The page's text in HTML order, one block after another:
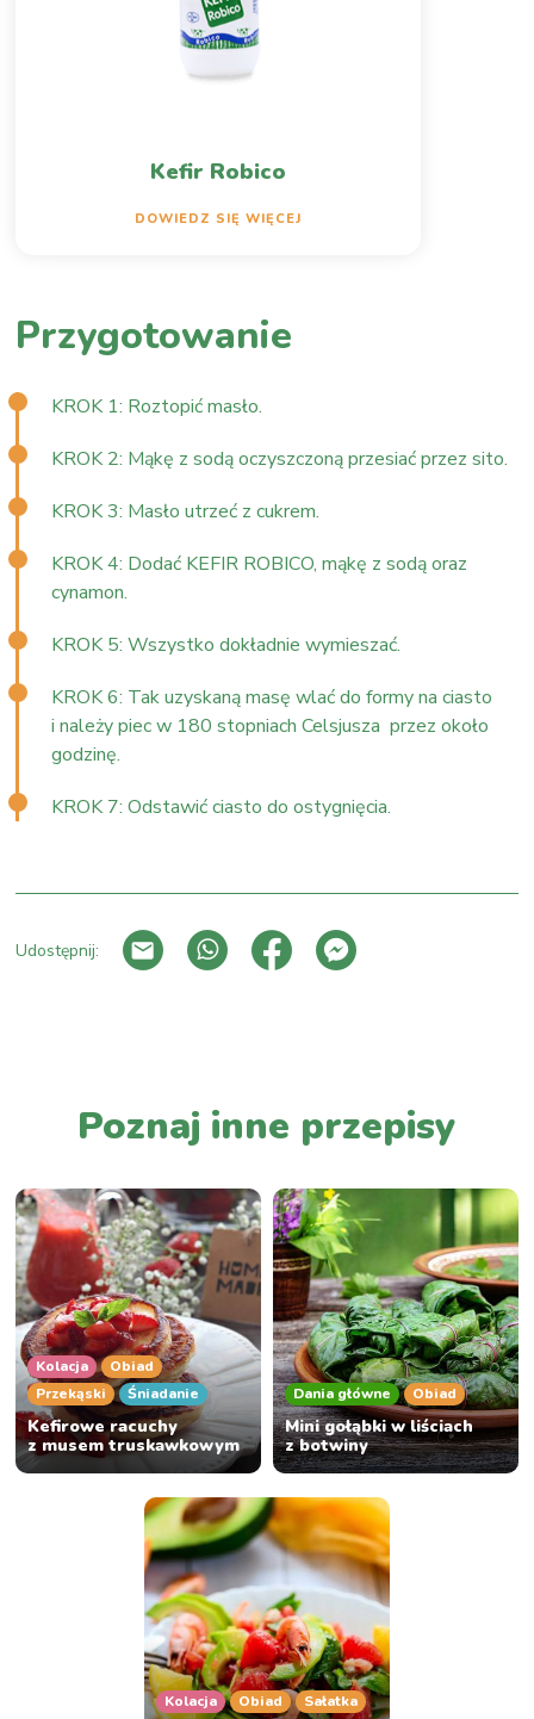
Kefir Robico
DOWIEDZ SIĘ WIĘCEJ
Przygotowanie
KROK 1: Roztopić masło.
KROK 2: Mąkę z sodą oczyszczoną przesiać przez sito.
KROK 3: Masło utrzeć z cukrem.
KROK 4: Dodać KEFIR ROBICO, mąkę z sodą oraz
cynamon.
KROK 5: Wszystko dokładnie wymieszać.
KROK 6: Tak uzyskaną masę wlać do formy na ciasto
i należy piec w 180 stopniach Celsjusza przez około
godzinę.
KROK 7: Odstawić ciasto do ostygnięcia.
Udostępnij:
Poznaj inne przepisy
Kolacja
Obiad
Przekąski
Śniadanie
Kefirowe racuchy
z musem truskawkowym
Dania główne Obiad
Mini gołąbki w liściach
z botwiny
Kolacja Obiad Sałatka